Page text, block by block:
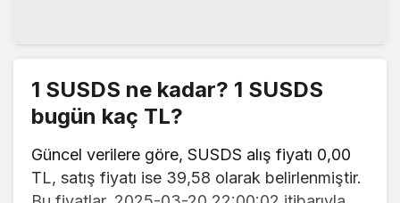
1 SUSDS ne kadar? 1 SUSDS
bugün kaç TL?
Güncel verilere göre, SUSDS alış fiyatı 0,00
TL, satış fiyatı ise 39,58 olarak belirlenmiştir.